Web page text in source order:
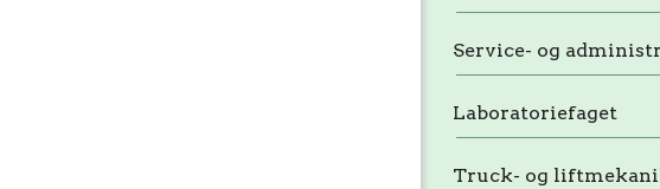
Service- og
Laboratoriefaget
Truck- og